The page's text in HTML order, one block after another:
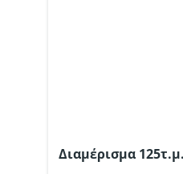
Διαμέρισμα